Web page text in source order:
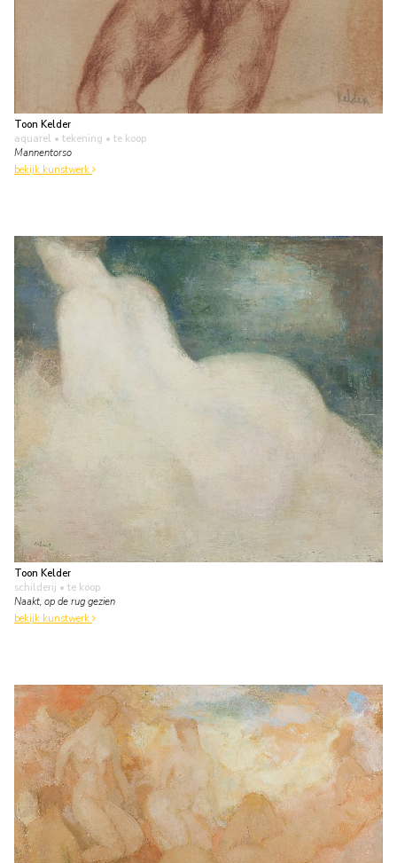
Toon Kelder
aquarel • tekening • te koop
Mannentorso
bekijk kunstwerk
Toon Kelder
schilderij • te koop
Naakt, op de rug gezien
bekijk kunstwerk